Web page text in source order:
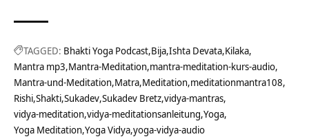
TAGGED: Bhakti Yoga Podcast Bija Ishta Devata Kilaka
Mantra mp3 Mantra-Meditation mantra-meditation-kurs-audio
Mantra-und-Meditation Matra Meditation meditationmantra108
Rishi Shakti Sukadev Sukadev Bretz vidya-mantras
vidya-meditation vidya-meditationsanleitung Yoga
Yoga Meditation Yoga Vidya yoga-vidya-audio